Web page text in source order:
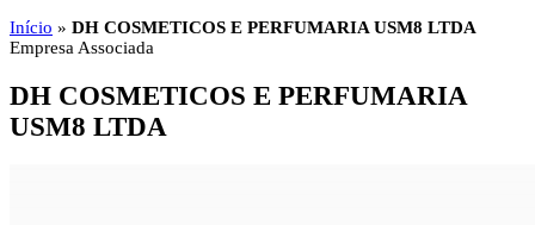
Início » DH COSMETICOS E PERFUMARIA USM8 LTDA
Empresa Associada
DH COSMETICOS E PERFUMARIA
USM8 LTDA